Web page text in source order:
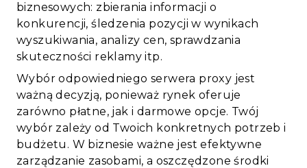
biznesowych: zbierania informacji o
konkurencji, śledzenia pozycji w wynikach
wyszukiwania, analizy cen, sprawdzania
skuteczności reklamy itp.
Wybór odpowiedniego serwera proxy jest
ważną decyzją, ponieważ rynek oferuje
zarówno płatne, jak i darmowe opcje. Twój
wybór zależy od Twoich konkretnych potrzeb i
budżetu. W biznesie ważne jest efektywne
zarządzanie zasobami, a oszczędzone środki